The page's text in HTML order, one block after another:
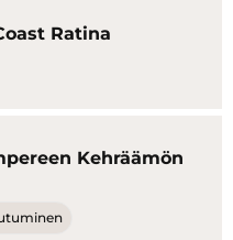
Ratina
Kehräämön